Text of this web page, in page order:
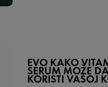
EVO KAKO
SERUM MOŽE
KORISTI VAŠOJ